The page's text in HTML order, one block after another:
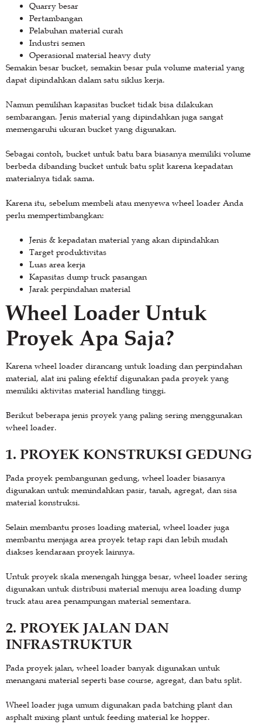
Quarry besar
Pertambangan
Pelabuhan material curah
Industri semen
Operasional material heavy duty
Semakin besar bucket, semakin besar pula volume material yang
dapat dipindahkan dalam satu siklus kerja.
Namun pemilihan kapasitas bucket tidak bisa dilakukan
sembarangan. Jenis material yang dipindahkan juga sangat
memengaruhi ukuran bucket yang digunakan.
Sebagai contoh, bucket untuk batu bara biasanya memiliki volume
berbeda dibanding bucket untuk batu split karena kepadatan
materialnya tidak sama.
Karena itu, sebelum membeli atau menyewa wheel loader Anda
perlu mempertimbangkan:
Jenis & kepadatan material yang akan dipindahkan
Target produktivitas
Luas area kerja
Kapasitas dump truck pasangan
Jarak perpindahan material
Wheel Loader Untuk
Proyek Apa Saja?
Karena wheel loader dirancang untuk loading dan perpindahan
material, alat ini paling efektif digunakan pada proyek yang
memiliki aktivitas material handling tinggi.
Berikut beberapa jenis proyek yang paling sering menggunakan
wheel loader.
1. PROYEK KONSTRUKSI GEDUNG
Pada proyek pembangunan gedung, wheel loader biasanya
digunakan untuk memindahkan pasir, tanah, agregat, dan sisa
material konstruksi.
Selain membantu proses loading material, wheel loader juga
membantu menjaga area proyek tetap rapi dan lebih mudah
diakses kendaraan proyek lainnya.
Untuk proyek skala menengah hingga besar, wheel loader sering
digunakan untuk distribusi material menuju area loading dump
truck atau area penampungan material sementara.
2. PROYEK JALAN DAN
INFRASTRUKTUR
Pada proyek jalan, wheel loader banyak digunakan untuk
menangani material seperti base course, agregat, dan batu split.
Wheel loader juga umum digunakan pada batching plant dan
asphalt mixing plant untuk feeding material ke hopper.